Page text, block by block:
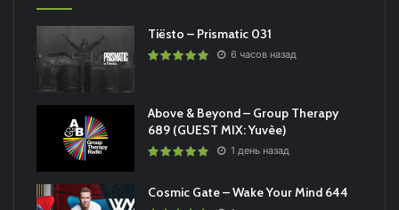
Tiësto – Prismatic 031
6 часов назад
Above & Beyond – Group Therapy
689 (GUEST MIX: Yuvèe)
1 день назад
Cosmic Gate – Wake Your Mind 644